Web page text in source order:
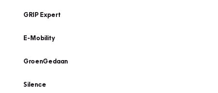
GRIP Expert
E-Mobility
GroenGedaan
Silence